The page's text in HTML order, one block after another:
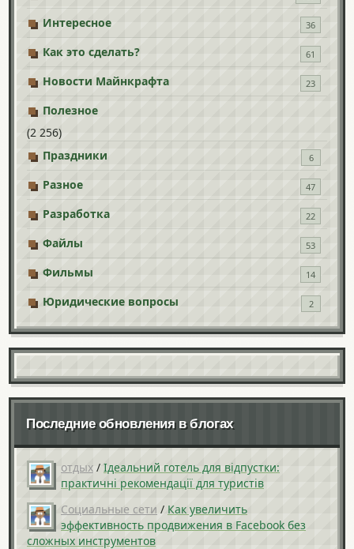
Интересное 36
Как это сделать? 61
Новости Майнкрафта 23
Полезное
(2 256)
Праздники
6
Разное 47
Разработка 22
Файлы 53
Фильмы 14
Юридические вопросы 2
Последние обновления в блогах
отдых / Ідеальний готель для відпустки:
практичні рекомендації для туристів
Социальные сети / Как увеличить
эффективность продвижения в Facebook без
сложных инструментов